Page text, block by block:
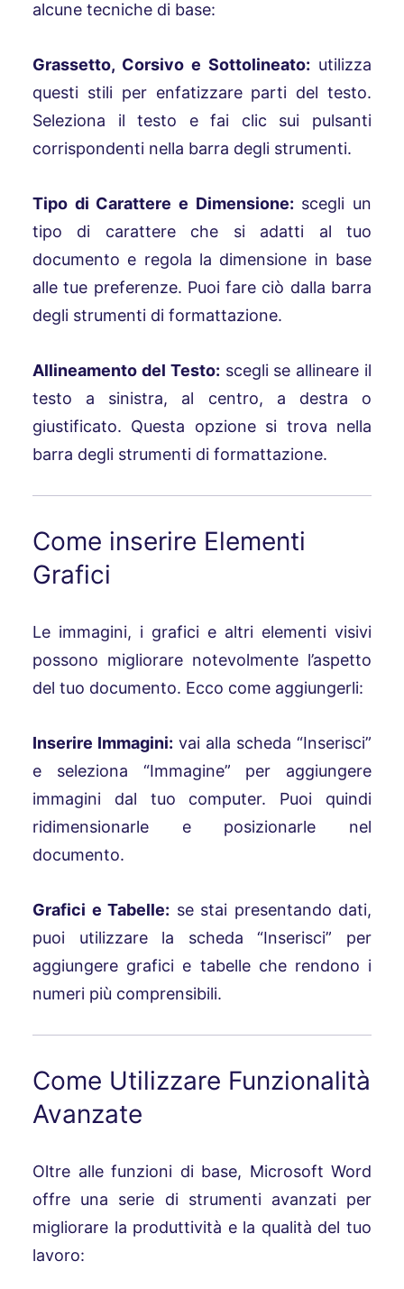
alcune tecniche di base:
Grassetto, Corsivo e Sottolineato: utilizza
questi stili per enfatizzare parti del testo.
Seleziona il testo e fai clic sui pulsanti
corrispondenti nella barra degli strumenti.
Tipo di Carattere e Dimensione: scegli un
tipo di carattere che si adatti al tuo
documento e regola la dimensione in base
alle tue preferenze. Puoi fare ciò dalla barra
degli strumenti di formattazione.
Allineamento del Testo: scegli se allineare il
testo a sinistra, al centro, a destra o
giustificato. Questa opzione si trova nella
barra degli strumenti di formattazione.
Come inserire Elementi
Grafici
Le immagini, i grafici e altri elementi visivi
possono migliorare notevolmente l’aspetto
del tuo documento. Ecco come aggiungerli:
Inserire Immagini: vai alla scheda “Inserisci”
e seleziona “Immagine” per aggiungere
immagini dal tuo computer. Puoi quindi
ridimensionarle e posizionarle nel
documento.
Grafici e Tabelle: se stai presentando dati,
puoi utilizzare la scheda “Inserisci” per
aggiungere grafici e tabelle che rendono i
numeri più comprensibili.
Come Utilizzare Funzionalità
Avanzate
Oltre alle funzioni di base, Microsoft Word
offre una serie di strumenti avanzati per
migliorare la produttività e la qualità del tuo
lavoro: